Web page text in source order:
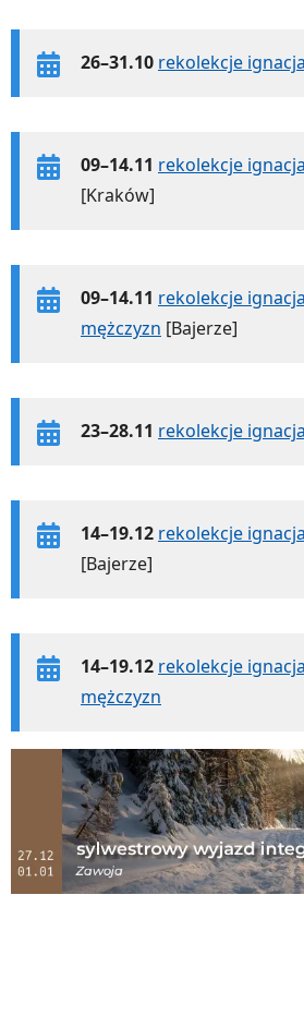
26–31.10 rekolekcje
09–14.11 rekolekcje
[Kraków]
09–14.11 rekolekcje
mężczyzn [Bajerze]
23–28.11 rekolekcje
14–19.12 rekolekcje
[Bajerze]
14–19.12 rekolekcje
mężczyzn